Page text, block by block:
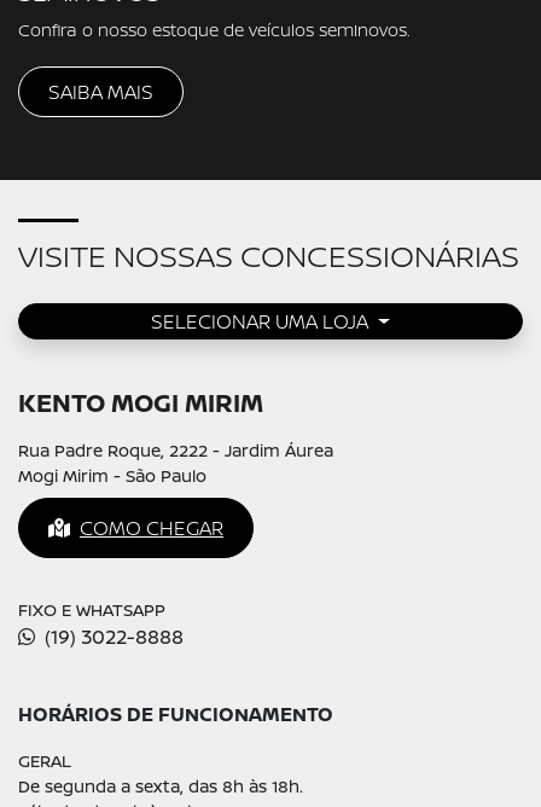
Confira o nosso estoque de veículos seminovos.
SAIBA MAIS
VISITE NOSSAS CONCESSIONÁRIAS
SELECIONAR UMA LOJA
KENTO MOGI MIRIM
Rua Padre Roque, 2222 - Jardim Áurea
Mogi Mirim - São Paulo
COMO CHEGAR
FIXO E WHATSAPP
(19) 3022-8888
HORÁRIOS DE FUNCIONAMENTO
GERAL
De segunda a sexta, das 8h às 18h.